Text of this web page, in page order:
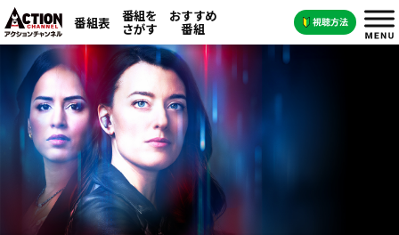
番組表 番組を
さがす
おすすめ
番組